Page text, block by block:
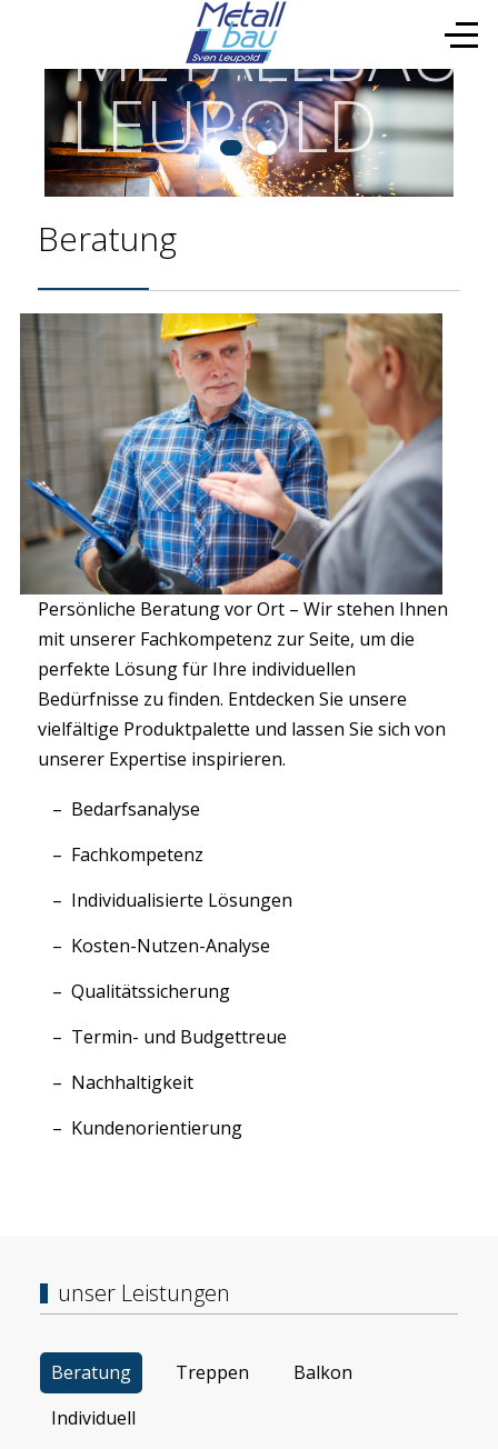
METALLBAU
LEUPOLD
Beratung
Persönliche Beratung vor Ort – Wir stehen Ihnen
mit unserer Fachkompetenz zur Seite, um die
perfekte Lösung für Ihre individuellen
Bedürfnisse zu finden. Entdecken Sie unsere
vielfältige Produktpalette und lassen Sie sich von
unserer Expertise inspirieren.
Bedarfsanalyse
Fachkompetenz
Individualisierte Lösungen
Kosten-Nutzen-Analyse
Qualitätssicherung
Termin- und Budgettreue
Nachhaltigkeit
Kundenorientierung
unser Leistungen
Beratung Treppen
Balkon
Individuell